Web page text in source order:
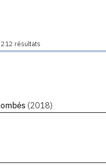
212 résultats
(2018)